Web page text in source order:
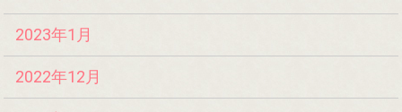
2023年1月
2022年12月